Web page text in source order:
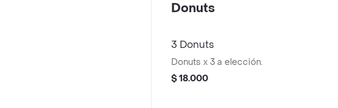
Donuts
3 Donuts
Donuts x 3 a elección.
$ 18.000